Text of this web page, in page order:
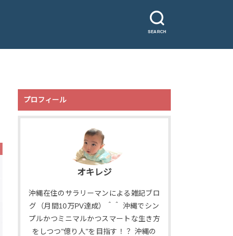
SEARCH
プロフィール
オキレジ
沖縄在住のサラリーマンによる雑記ブロ
グ（月間10万PV達成）＾＾ 沖縄でシン
プルかつミニマルかつスマートな生き方
をしつつ"億り人"を目指す！？ 沖縄の